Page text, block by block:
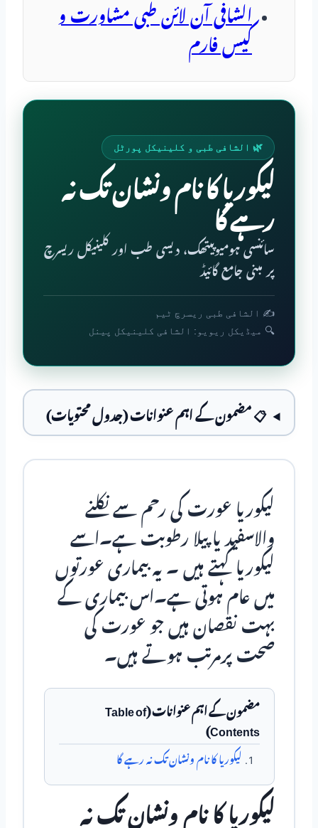
الشافی آن لائن طبی مشاورت و
کیس فارم
🌿 الشافی طبی و کلینیکل پورٹل
لیکوریا کا نام ونشان تک نہ
رہے گا
سائنسی ہومیوپیتھک، دیسی طب اور کلینیکل ریسرچ
پر مبنی جامع گائیڈ
✍️ الشافی طبی ریسرچ ٹیم
🔍 میڈیکل ریویو: الشافی کلینیکل پینل
📋 مضمون کے اہم عنوانات (جدول محتویات)
لیکوریا عورت کی رحم سے نکلنے
والاسفید یا پیلا رطوبت ہے۔اسے
لیکوریا کہتے ہیں ۔ یہ بیماری عورتوں
میں عام ہوتی ہے۔اس بیماری کے
بہت نقصان ہیں جو عورت کی
صحت پرمرتب ہوتے ہیں۔
مضمون کے اہم عنوانات (Table of
Contents)
لیکوریا کا نام ونشان تک نہ رہے گا
لیکوریا کا نام ونشان تک نہ